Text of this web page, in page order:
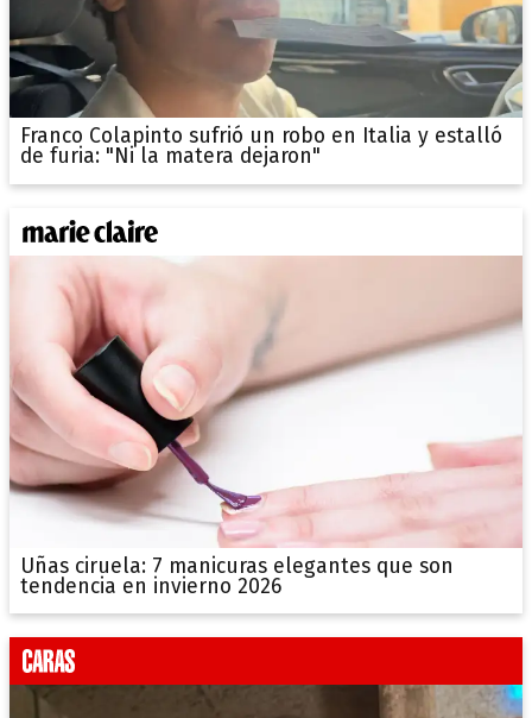
Franco Colapinto sufrió un robo en Italia y estalló
de furia: "Ni la matera dejaron"
Uñas ciruela: 7 manicuras elegantes que son
tendencia en invierno 2026